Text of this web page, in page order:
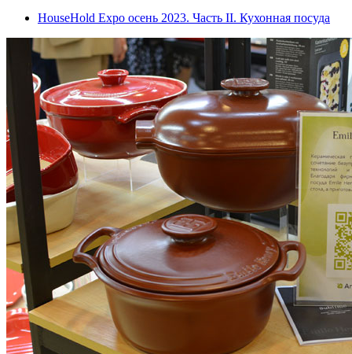
HouseHold Expo осень 2023. Часть II. Кухонная посуда